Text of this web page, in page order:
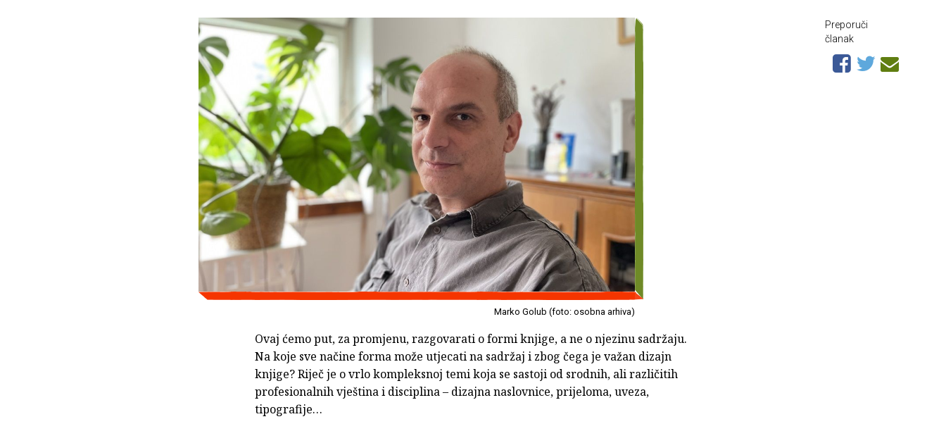
Marko Golub (foto: osobna arhiva)
Ovaj ćemo put, za promjenu, razgovarati o formi knjige, a ne o njezinu sadržaju.
Na koje sve načine forma može utjecati na sadržaj i zbog čega je važan dizajn
knjige? Riječ je o vrlo kompleksnoj temi koja se sastoji od srodnih, ali različitih
profesionalnih vještina i disciplina – dizajna naslovnice, prijeloma, uveza,
tipografije…
Preporuči
članak